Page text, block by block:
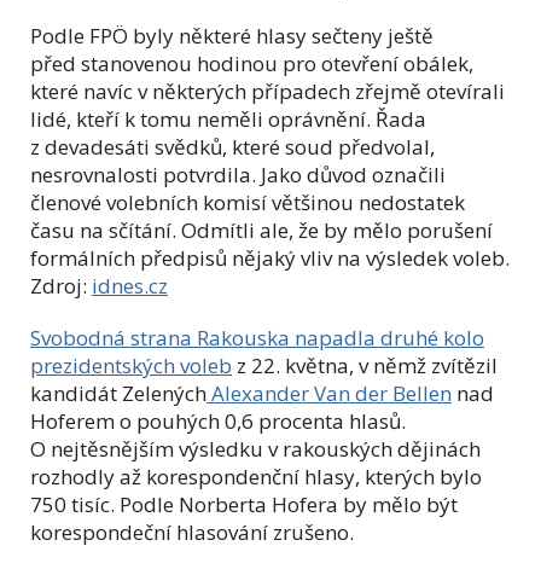
Podle FPÖ byly některé hlasy sečteny ještě
před stanovenou hodinou pro otevření obálek,
které navíc v některých případech zřejmě otevírali
lidé, kteří k tomu neměli oprávnění. Řada
z devadesáti svědků, které soud předvolal,
nesrovnalosti potvrdila. Jako důvod označili
členové volebních komisí většinou nedostatek
času na sčítání. Odmítli ale, že by mělo porušení
formálních předpisů nějaký vliv na výsledek voleb.
Zdroj: idnes.cz
Svobodná strana Rakouska napadla druhé kolo
prezidentských voleb z 22. května, v němž zvítězil
kandidát ZelenýchAlexander Van der Bellen nad
Hoferem o pouhých 0,6 procenta hlasů.
O nejtěsnějším výsledku v rakouských dějinách
rozhodly až korespondenční hlasy, kterých bylo
750 tisíc. Podle Norberta Hofera by mělo být
korespondeční hlasování zrušeno.